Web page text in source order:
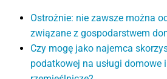
Ostrożnie: nie zawsze można
związane z gospodarstwem
Czy mogę jako najemca
podatkowej na usługi domowe i